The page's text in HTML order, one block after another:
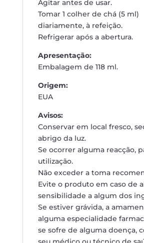
Agitar antes de usar.
Tomar 1 colher de chá (5 ml)
diariamente, à refeição.
Refrigerar após a abertura.
Apresentação:
Embalagem de 118 ml.
Origem:
EUA
Avisos:
Conservar em local fresco,
abrigo da luz.
Se ocorrer alguma reacção,
utilização.
Não exceder a toma
Evite o produto em caso de
sensibilidade a algum dos
Se estiver grávida, a
alguma especialidade
se sofre de alguma doença,